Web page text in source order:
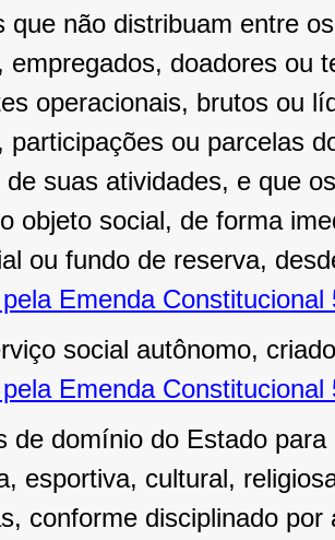
que não distribuam entre
empregados, doadores ou
operacionais, brutos ou
participações ou parcelas
suas atividades, e que
objeto social, de forma
ou fundo de reserva,
Emenda Constitucional
social autônomo,
Emenda Constitucional
de domínio do Estado
esportiva, cultural,
conforme disciplinado